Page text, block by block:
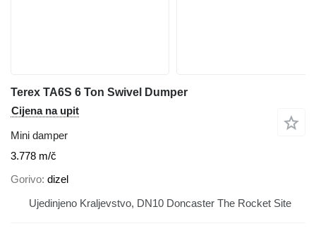
Terex TA6S 6 Ton Swivel Dumper
Cijena na upit
Mini damper
3.778 m/č
Gorivo dizel
Ujedinjeno Kraljevstvo, DN10 Doncaster The Rocket Site